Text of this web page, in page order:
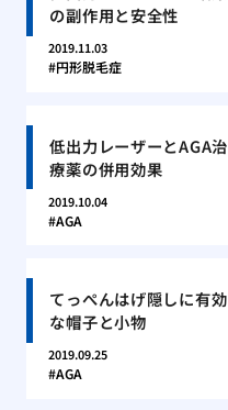
の副作用と安全性
2019.11.03
円形脱毛症
低出力レーザーとAGA治
療薬の併用効果
2019.10.04
AGA
てっぺんはげ隠しに有効
な帽子と小物
2019.09.25
AGA